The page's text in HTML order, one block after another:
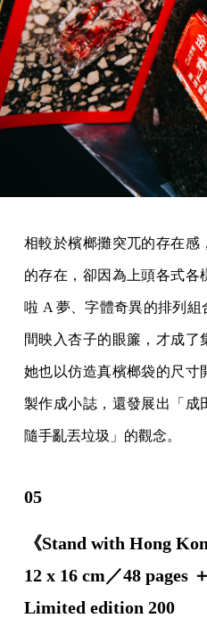
相較於檳榔攤突兀的存在感
的存在，卻因為上頭各式各
啦 A 夢、字體奇異的排列
間映入杏子的眼簾，才成了
她也以仿造真檳榔袋的尺寸
製作成小誌，還發展出「成
隨手亂丟垃圾」的觀念。
05
《Stand with Hong
12 x 16 cm／48 pages
Limited edition 200